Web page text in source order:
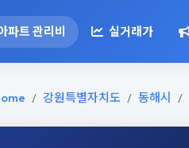
파트 관리비 실거래가
강원특별자치도 동해시